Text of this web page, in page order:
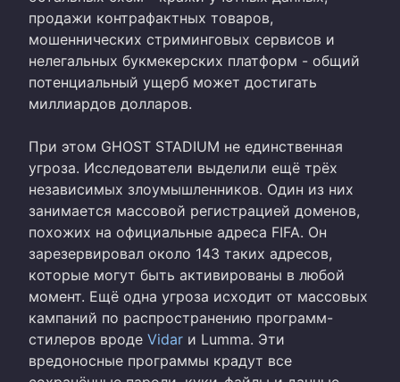
продажи контрафактных товаров,
мошеннических стриминговых сервисов и
нелегальных букмекерских платформ - общий
потенциальный ущерб может достигать
миллиардов долларов.
При этом GHOST STADIUM не единственная
угроза. Исследователи выделили ещё трёх
независимых злоумышленников. Один из них
занимается массовой регистрацией доменов,
похожих на официальные адреса FIFA. Он
зарезервировал около 143 таких адресов,
которые могут быть активированы в любой
момент. Ещё одна угроза исходит от массовых
кампаний по распространению программ-
стилеров вроде Vidar и Lumma. Эти
вредоносные программы крадут все